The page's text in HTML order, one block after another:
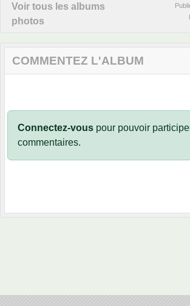
Voir tous les albums
photos
COMMENTEZ L'ALBUM
Connectez-vous pour pouvoir
commentaires.